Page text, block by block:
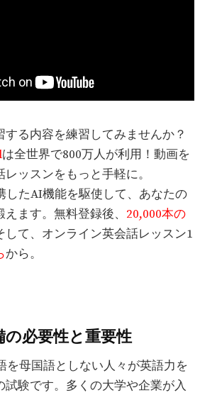
する内容を練習してみませんか？
は全世界で800万人が利用！動画を
ッスンをもっと手軽に。
したAI機能を駆使して、あなたの
ます。無料登録後、 20,000本の
して、オンライン英会話レッスン1
から。
の必要性と重要性
を母国語としない人々が英語力を
試験です。多くの大学や企業が入